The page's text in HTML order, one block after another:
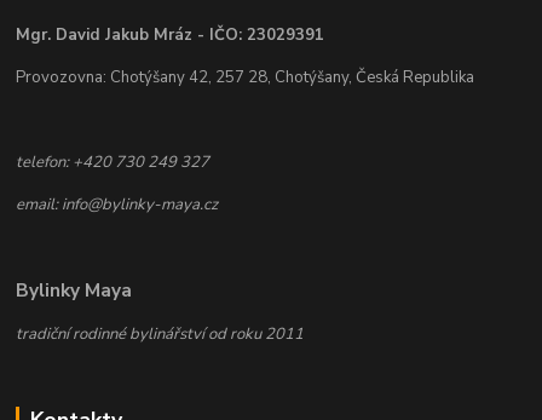
Mgr. David Jakub Mráz - IČO: 23029391
Provozovna: Chotýšany 42, 257 28, Chotýšany, Česká Republika
telefon: +420 730 249 327
email: info@bylinky-maya.cz
Bylinky Maya
tradiční rodinné bylinářství od roku 2011